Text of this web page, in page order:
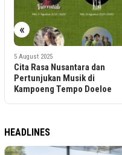
«
5 August 2025
Cita Rasa Nusantara dan
Pertunjukan Musik di
Kampoeng Tempo Doeloe
HEADLINES